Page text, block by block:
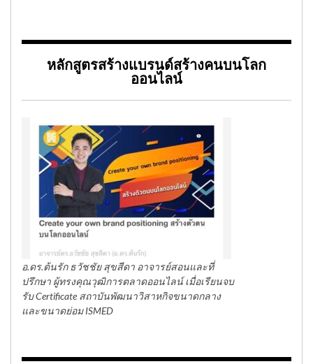
หลักสูตรสร้างแบรนด์สร้างคนบนโลก
ออนไลน์
อ.ดร.ต้นรัก ธวัชชัย สุขสีดา อาจารย์สอนและที่
ปรึกษา ผู้ทรงคุณวุฒิการตลาดออนไลน์ เมื่อเรียนจบ
รับ Certificate สถาบันพัฒนาวิสาหกิจขนาดกลาง
และขนาดย่อม ISMED